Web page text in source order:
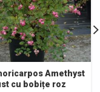
Amethyst
cu bobițe roz